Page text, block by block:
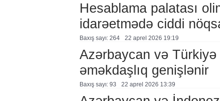
Hesablama palatası
idarəetmədə ciddi
Baxış sayı: 264 22 aprel 2026 19:19
Azərbaycan və
əməkdaşlıq genişlənir
Baxış sayı: 93 22 aprel 2026 13:39